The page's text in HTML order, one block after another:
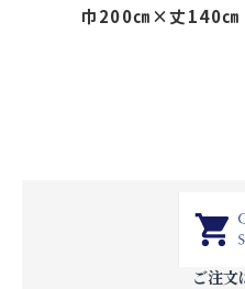
巾200㎝×丈140㎝
ご注文